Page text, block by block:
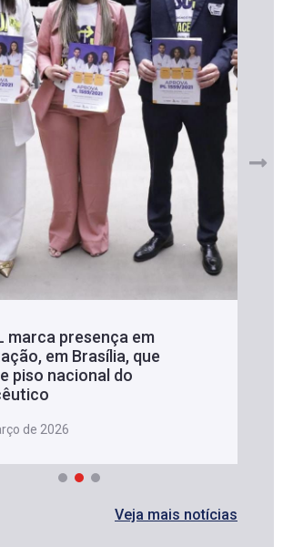
marca presença em
em Brasília, que
piso nacional do
de 2026
Veja mais notícias